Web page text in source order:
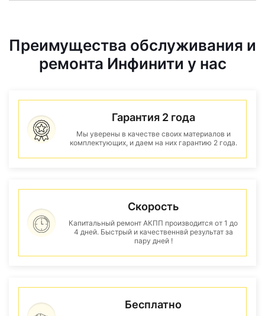
Преимущества обслуживания и
ремонта Инфинити у нас
Гарантия 2 года
Мы уверены в качестве своих материалов и
комплектующих, и даем на них гарантию 2 года.
Скорость
Капитальный ремонт АКПП производится от 1 до
4 дней. Быстрый и качественнвй результат за
пару дней !
Бесплатно